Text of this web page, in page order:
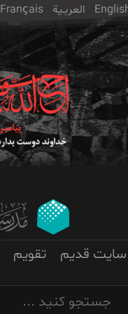
العربـیة Français
سایت قدیم تقویم